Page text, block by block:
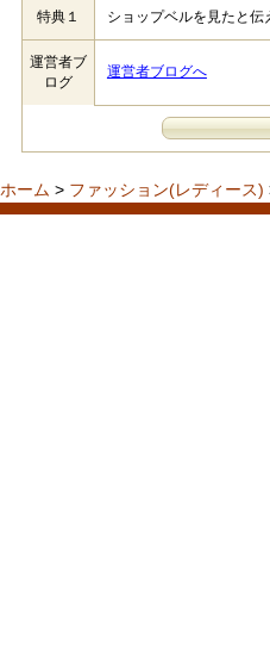
特典１ ショップベルを見たと伝
運営者ブ
ログ
運営者ブログへ
ホーム > ファッション(レディース)